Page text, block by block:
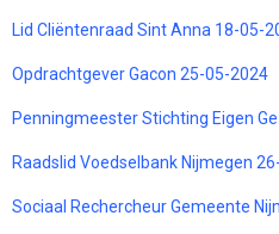
Lid Cliëntenraad Sint Anna 18-05-
Opdrachtgever Gacon 25-05-2024
Penningmeester Stichting Eigen
Raadslid Voedselbank Nijmegen
Sociaal Rechercheur Gemeente